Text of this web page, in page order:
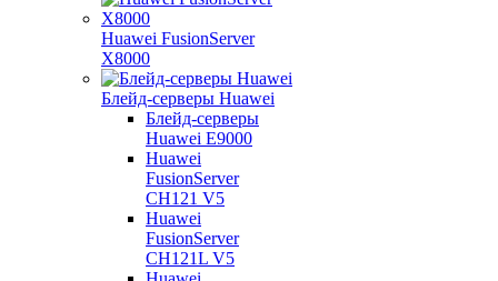
Huawei FusionServer
X8000
Блейд-серверы Huawei
Блейд-серверы
Huawei E9000
Huawei
FusionServer
CH121 V5
Huawei
FusionServer
CH121L V5